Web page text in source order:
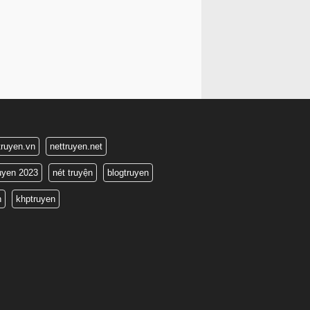
nettruyen.net
2023 nét truyện blogtruyen
khptruyen